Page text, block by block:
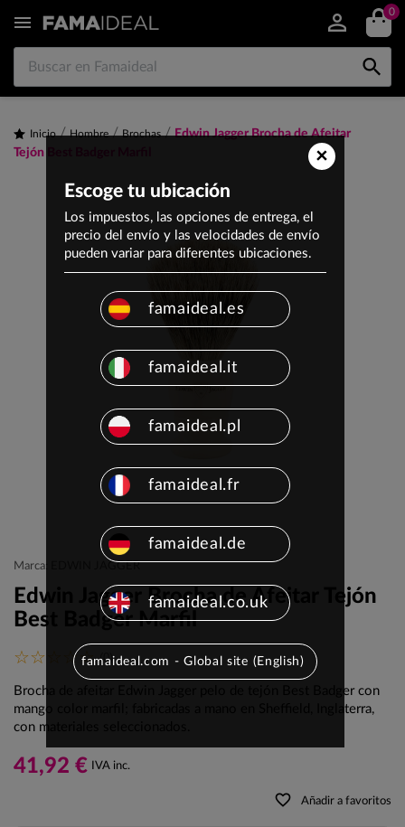
 0

Inicio Hombre Brochas
Edwin Jagger Brocha de Afeitar
Tejón Best Badger Marfil
Marca: EDWIN JAGGER
Edwin Jagger Brocha de Afeitar Tejón
Best Badger Marfil
(0)
Brocha de afeitar Edwin Jagger pelo de tejón Best Badger con
mango color marfil; fabricadas a mano en Sheffield, Inglaterra,
con materiales seleccionados.
41,92 € IVA inc.
favorite_border Añadir a favoritos
×
Escoge tu ubicación
Los impuestos, las opciones de entrega, el
precio del envío y las velocidades de envío
pueden variar para diferentes ubicaciones.
famaideal.es
famaideal.it
famaideal.pl
famaideal.fr
famaideal.de
famaideal.co.uk
famaideal.com - Global site (English)